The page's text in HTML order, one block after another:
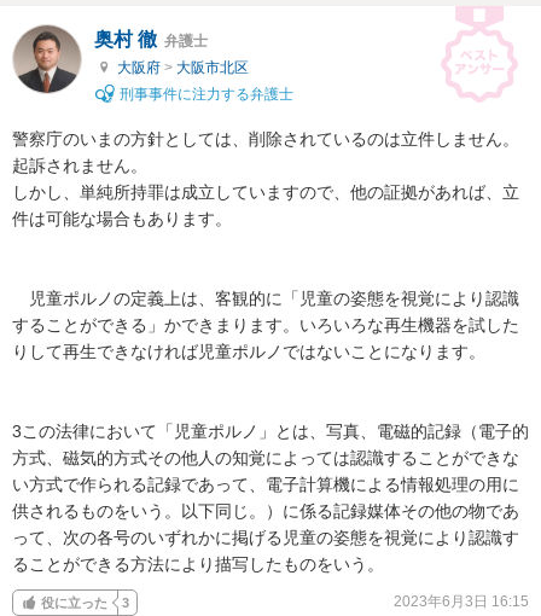
奥村 徹 弁護士
大阪府 > 大阪市北区
刑事事件に注力する弁護士
警察庁のいまの方針としては、削除されているのは立件しません。
起訴されません。
しかし、単純所持罪は成立していますので、他の証拠があれば、立
件は可能な場合もあります。
児童ポルノの定義上は、客観的に「児童の姿態を視覚により認識
することができる」かできまります。いろいろな再生機器を試した
りして再生できなければ児童ポルノではないことになります。
3この法律において「児童ポルノ」とは、写真、電磁的記録（電子的
方式、磁気的方式その他人の知覚によっては認識することができな
い方式で作られる記録であって、電子計算機による情報処理の用に
供されるものをいう。以下同じ。）に係る記録媒体その他の物であ
って、次の各号のいずれかに掲げる児童の姿態を視覚により認識す
ることができる方法により描写したものをいう。
役に立った 3 2023年6月3日 16:15